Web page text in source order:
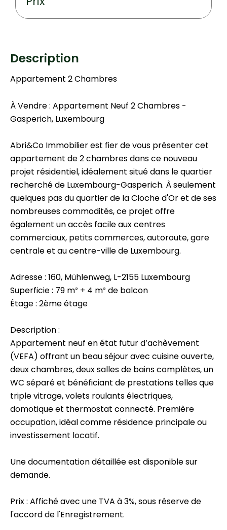
Description
Appartement 2 Chambres
À Vendre : Appartement Neuf 2 Chambres -
Gasperich, Luxembourg
Abri&Co Immobilier est fier de vous présenter cet
appartement de 2 chambres dans ce nouveau
projet résidentiel, idéalement situé dans le quartier
recherché de Luxembourg-Gasperich. À seulement
quelques pas du quartier de la Cloche d'Or et de ses
nombreuses commodités, ce projet offre
également un accès facile aux centres
commerciaux, petits commerces, autoroute, gare
centrale et au centre-ville de Luxembourg.
Adresse : 160, Mühlenweg, L-2155 Luxembourg
Superficie : 79 m² + 4 m² de balcon
Étage : 2ème étage
Description :
Appartement neuf en état futur d’achèvement
(VEFA) offrant un beau séjour avec cuisine ouverte,
deux chambres, deux salles de bains complètes, un
WC séparé et bénéficiant de prestations telles que
triple vitrage, volets roulants électriques,
domotique et thermostat connecté. Première
occupation, idéal comme résidence principale ou
investissement locatif.
Une documentation détaillée est disponible sur
demande.
Prix : Affiché avec une TVA à 3%, sous réserve de
l'accord de l'Enregistrement.